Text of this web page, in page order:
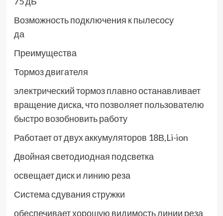
Возможность подключения к пылесосу
да
Преимущества
Тормоз двигателя
электрический тормоз плавно останавливает
вращение диска, что позволяет пользователю
быстро возобновить работу
Работает от двух аккумуляторов 18В,Li-ion
Двойная светодиодная подсветка
освещает диск и линию реза
Система сдувания стружки
обеспечивает хорошую видимость линии реза